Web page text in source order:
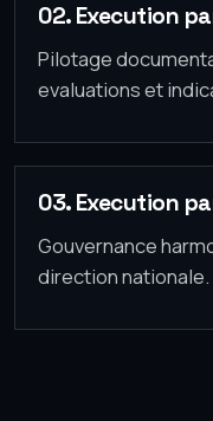
02. Execution
Pilotage
evaluations et
03. Execution
Gouvernance
direction nationale.